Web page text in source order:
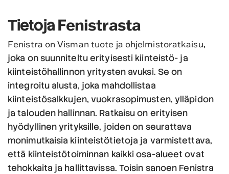
TietojaFenistrasta
Fenistra on Visman tuote ja ohjelmistoratkaisu,
joka on suunniteltu erityisesti kiinteistö- ja
kiinteistöhallinnon yritysten avuksi. Se on
integroitu alusta, joka mahdollistaa
kiinteistösalkkujen, vuokrasopimusten, ylläpidon
ja talouden hallinnan. Ratkaisu on erityisen
hyödyllinen yrityksille, joiden on seurattava
monimutkaisia kiinteistötietoja ja varmistettava,
että kiinteistötoiminnan kaikki osa-alueet ovat
tehokkaita ja hallittavissa. Toisin sanoen Fenistra